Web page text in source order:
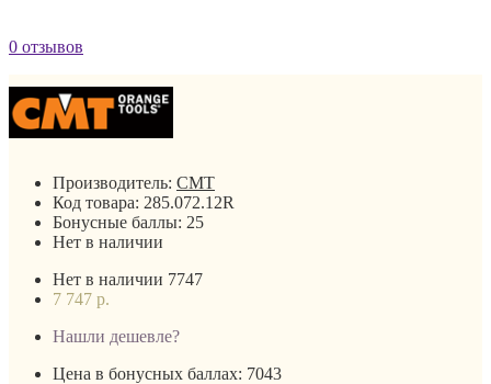
0 отзывов
Производитель: CMT
Код товара: 285.072.12R
Бонусные баллы: 25
Нет в наличии
Нет в наличии 7747
7 747 р.
Нашли дешевле?
Цена в бонусных баллах: 7043